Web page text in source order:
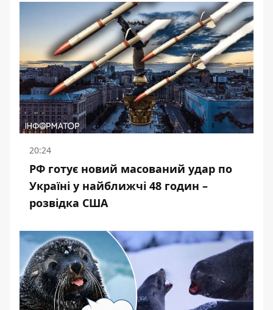
20:24
РФ готує новий масований удар по
Україні у найближчі 48 годин –
розвідка США